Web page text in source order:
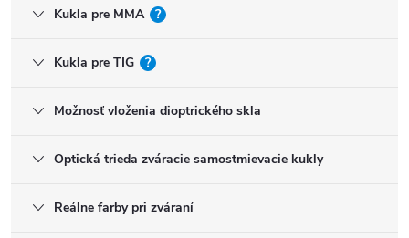
Kukla pre MMA ?
Kukla pre TIG ?
Možnosť vloženia dioptrického skla
Optická trieda zváracie samostmievacie kukly
Reálne farby pri zváraní